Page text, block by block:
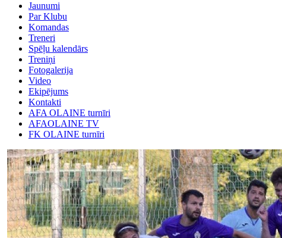
Jaunumi
Par Klubu
Komandas
Treneri
Spēļu kalendārs
Treniņi
Fotogalerija
Video
Ekipējums
Kontakti
AFA OLAINE turnīri
AFAOLAINE TV
FK OLAINE turnīri